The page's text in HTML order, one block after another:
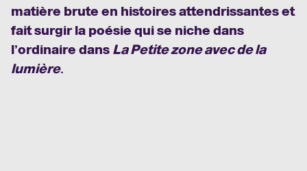
matière brute en histoires attendrissantes et
fait surgir la poésie qui se niche dans
l’ordinaire dans La Petite zone avec de la
lumière.